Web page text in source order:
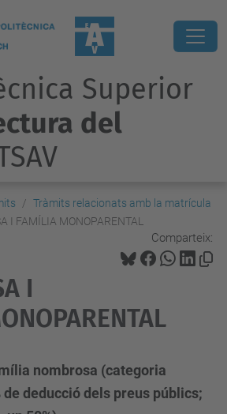
Superior
del
Tràmits relacionats amb la matrícula
I FAMÍLIA MONOPARENTAL
Comparteix:
I
nombrosa (categoria
de deducció dels preus públics;